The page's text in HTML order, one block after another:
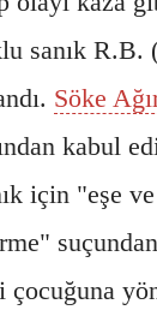
sanık R.B.
Söke
kabul
için "eşe ve
suçundan
çocuğuna